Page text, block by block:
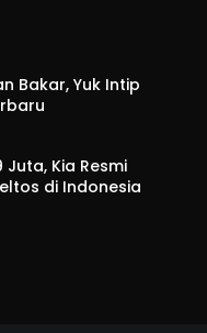
Bakar, Yuk Intip
Kia Resmi
di Indonesia